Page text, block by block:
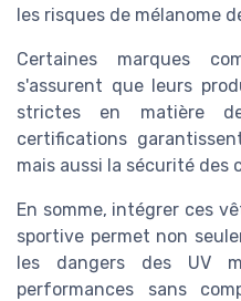
les risques de mélanome
Certaines marques
s'assurent que leurs
strictes en matière
certifications
mais aussi la sécurité des
En somme, intégrer ces
sportive permet non
les dangers des UV
performances sans